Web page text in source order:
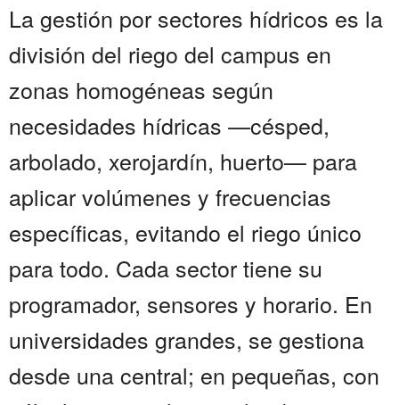
La gestión por sectores hídricos es la
división del riego del campus en
zonas homogéneas según
necesidades hídricas —césped,
arbolado, xerojardín, huerto— para
aplicar volúmenes y frecuencias
específicas, evitando el riego único
para todo. Cada sector tiene su
programador, sensores y horario. En
universidades grandes, se gestiona
desde una central; en pequeñas, con